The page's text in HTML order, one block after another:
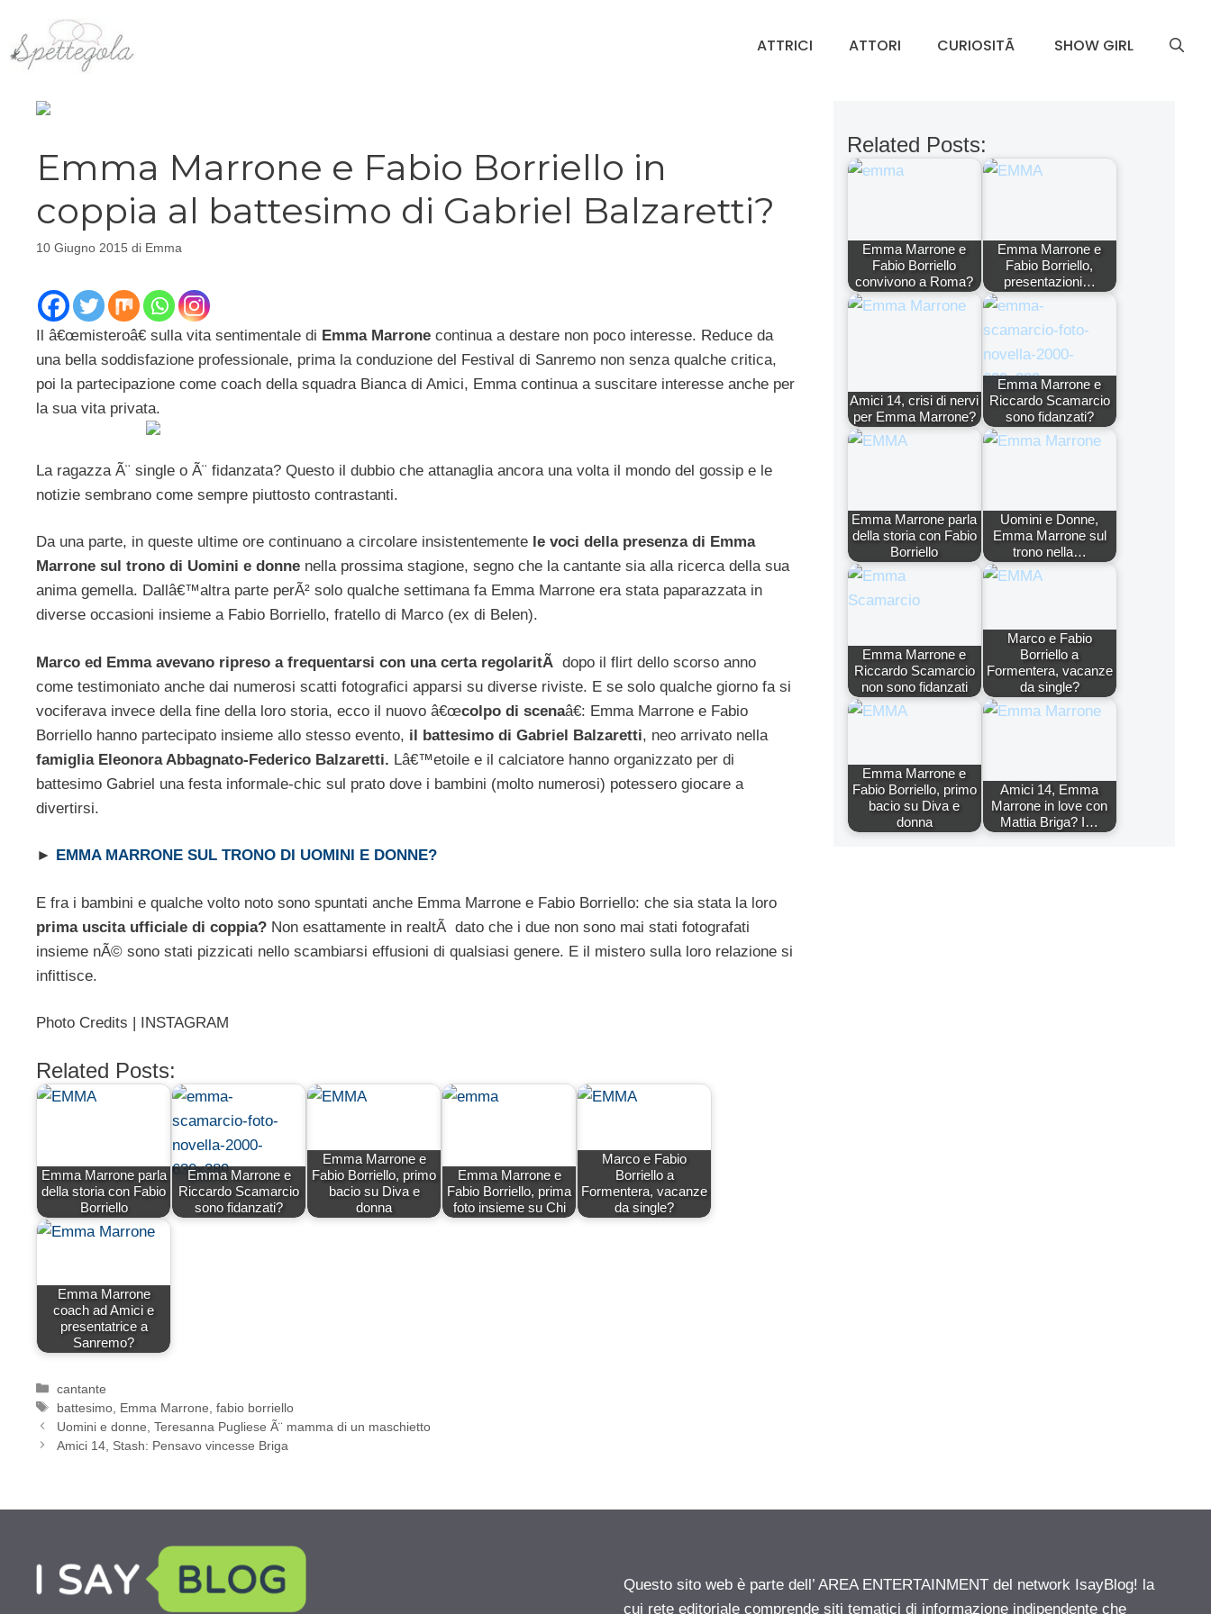
contenuto
ATTRICI ATTORI CURIOSITÃ SHOW GIRL
Emma Marrone e Fabio Borriello in
coppia al battesimo di Gabriel Balzaretti?
10 Giugno 2015 di Emma
Il â€œmisteroâ€ sulla vita sentimentale di Emma Marrone continua a destare non poco interesse. Reduce da
una bella soddisfazione professionale, prima la conduzione del Festival di Sanremo non senza qualche critica,
poi la partecipazione come coach della squadra Bianca di Amici, Emma continua a suscitare interesse anche per
la sua vita privata.
La ragazza Ã¨ single o Ã¨ fidanzata? Questo il dubbio che attanaglia ancora una volta il mondo del gossip e le
notizie sembrano come sempre piuttosto contrastanti.
Da una parte, in queste ultime ore continuano a circolare insistentemente le voci della presenza di Emma
Marrone sul trono di Uomini e donne nella prossima stagione, segno che la cantante sia alla ricerca della sua
anima gemella. Dallâ€™altra parte perÃ² solo qualche settimana fa Emma Marrone era stata paparazzata in
diverse occasioni insieme a Fabio Borriello, fratello di Marco (ex di Belen).
Marco ed Emma avevano ripreso a frequentarsi con una certa regolaritÃ dopo il flirt dello scorso anno
come testimoniato anche dai numerosi scatti fotografici apparsi su diverse riviste. E se solo qualche giorno fa si
vociferava invece della fine della loro storia, ecco il nuovo â€œcolpo di scenaâ€: Emma Marrone e Fabio
Borriello hanno partecipato insieme allo stesso evento, il battesimo di Gabriel Balzaretti, neo arrivato nella
famiglia Eleonora Abbagnato-Federico Balzaretti. Lâ€™etoile e il calciatore hanno organizzato per di
battesimo Gabriel una festa informale-chic sul prato dove i bambini (molto numerosi) potessero giocare a
divertirsi.
► EMMA MARRONE SUL TRONO DI UOMINI E DONNE?
E fra i bambini e qualche volto noto sono spuntati anche Emma Marrone e Fabio Borriello: che sia stata la loro
prima uscita ufficiale di coppia? Non esattamente in realtÃ dato che i due non sono mai stati fotografati
insieme nÃ© sono stati pizzicati nello scambiarsi effusioni di qualsiasi genere. E il mistero sulla loro relazione si
infittisce.
Photo Credits | INSTAGRAM
Related Posts:
Emma Marrone parla
della storia con Fabio
Borriello
Emma Marrone e
Riccardo Scamarcio
sono fidanzati?
Emma Marrone e
Fabio Borriello, primo
bacio su Diva e
donna
Emma Marrone e
Fabio Borriello, prima
foto insieme su Chi
Marco e Fabio
Borriello a
Formentera, vacanze
da single?
Emma Marrone
coach ad Amici e
presentatrice a
Sanremo?
Categorie
cantante
Tag
battesimo Emma Marrone ,fabio borriello
Uomini e donne, Teresanna Pugliese Ã¨ mamma di un maschietto
Amici 14, Stash: Pensavo vincesse Briga
Related Posts:
Emma Marrone e
Fabio Borriello
convivono a Roma?
Emma Marrone e
Fabio Borriello,
presentazioni…
Amici 14, crisi di nervi
per Emma Marrone?
Emma Marrone e
Riccardo Scamarcio
sono fidanzati?
Emma Marrone parla
della storia con Fabio
Borriello
Uomini e Donne,
Emma Marrone sul
trono nella…
Emma Marrone e
Riccardo Scamarcio
non sono fidanzati
Marco e Fabio
Borriello a
Formentera, vacanze
da single?
Emma Marrone e
Fabio Borriello, primo
bacio su Diva e
donna
Amici 14, Emma
Marrone in love con
Mattia Briga? I…
Questo sito web è parte dell’ AREA ENTERTAINMENT del network IsayBlog! la
cui rete editoriale comprende siti tematici di informazione indipendente che